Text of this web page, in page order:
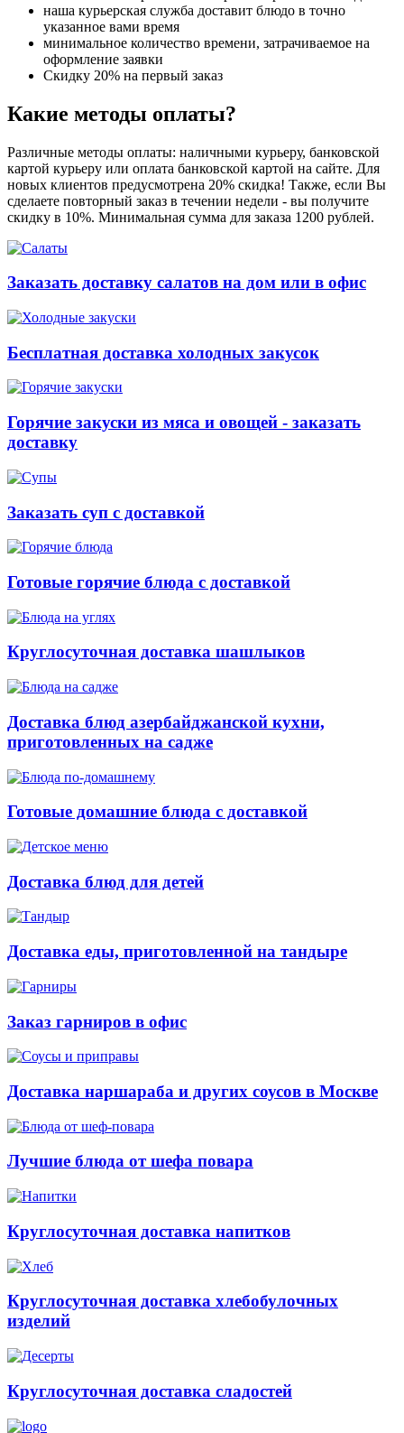
наша курьерская служба доставит блюдо в точно
указанное вами время
минимальное количество времени, затрачиваемое на
оформление заявки
Скидку 20% на первый заказ
Какие методы оплаты?
Различные методы оплаты: наличными курьеру, банковской
картой курьеру или оплата банковской картой на сайте. Для
новых клиентов предусмотрена 20% скидка! Также, если Вы
сделаете повторный заказ в течении недели - вы получите
скидку в 10%. Минимальная сумма для заказа 1200 рублей.
Заказать доставку салатов на дом или в офис
Бесплатная доставка холодных закусок
Горячие закуски из мяса и овощей - заказать
доставку
Заказать суп с доставкой
Готовые горячие блюда с доставкой
Круглосуточная доставка шашлыков
Доставка блюд азербайджанской кухни,
приготовленных на садже
Готовые домашние блюда с доставкой
Доставка блюд для детей
Доставка еды, приготовленной на тандыре
Заказ гарниров в офис
Доставка наршараба и других соусов в Москве
Лучшие блюда от шефа повара
Круглосуточная доставка напитков
Круглосуточная доставка хлебобулочных
изделий
Круглосуточная доставка сладостей